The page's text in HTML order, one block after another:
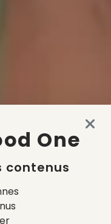
One
contenus